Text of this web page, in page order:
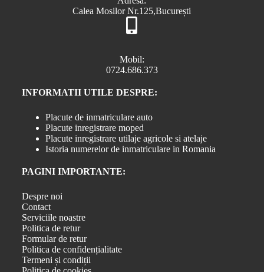
Calea Mosilor Nr.125,București
Mobil:
0724.686.373
INFORMATII UTILE DESPRE:
Placute de inmatriculare auto
Placute inregistrare moped
Placute inregistrare utilaje agricole si atelaje
Istoria numerelor de inmatriculare in Romania
PAGINI IMPORTANTE:
Despre noi
Contact
Serviciile noastre
Politica de retur
Formular de retur
Politica de confidențialitate
Termeni și condiții